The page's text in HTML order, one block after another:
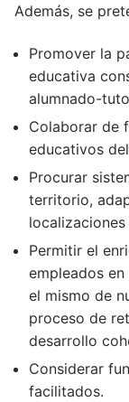
Además, se
Promover la
educativa
alumnado-
Colaborar de
educativos
Procurar
territorio,
localizaciones
Permitir el
empleados
el mismo de
proceso de
desarrollo
Considerar
facilitados.